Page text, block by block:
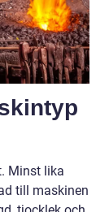
Minst lika
till maskinen